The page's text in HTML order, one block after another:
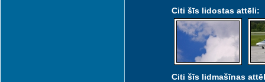
Citi šīs lidostas attēli:
Citi šīs lidmašīnas